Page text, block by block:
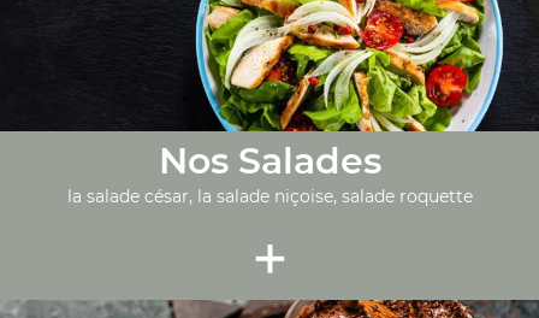
Nos Salades
la salade césar, la salade niçoise, salade roquette
+